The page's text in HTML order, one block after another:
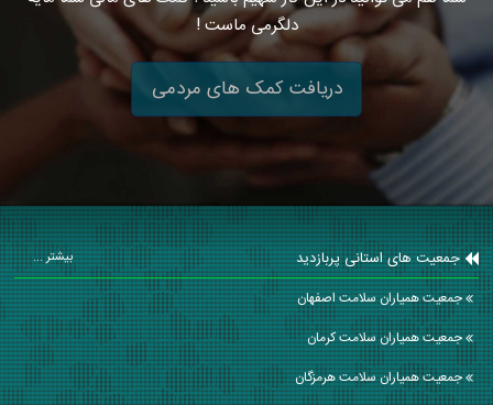
دلگرمی ماست !
دریافت کمک های مردمی
جمعیت های استانی پربازدید بیشتر ...
جمعیت همیاران سلامت اصفهان
جمعیت همیاران سلامت كرمان
جمعیت همیاران سلامت هرمزگان